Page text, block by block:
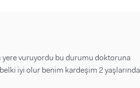
yere vuruyordu bu durumu doktoruna
iyi olur benim kardeşim 2 yaşlarında